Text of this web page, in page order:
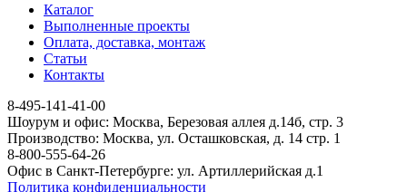
Каталог
Выполненные проекты
Оплата, доставка, монтаж
Статьи
Контакты
8-495-141-41-00
Шоурум и офис: Москва, Березовая аллея д.14б, стр. 3
Производство: Москва, ул. Осташковская, д. 14 стр. 1
8-800-555-64-26
Офис в Санкт-Петербурге: ул. Артиллерийская д.1
Политика конфиденциальности